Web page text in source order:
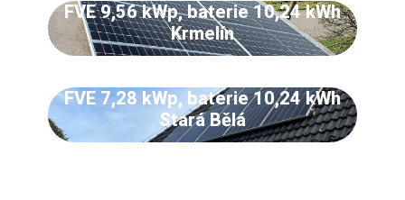
FVE 9,56 kWp, baterie 10,24 kWh
Krmelín
FVE 7,28 kWp, baterie 10,24 kWh
Stará Bělá